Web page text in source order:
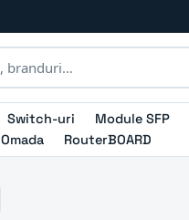
Switch-uri Module SFP
Omada RouterBOARD